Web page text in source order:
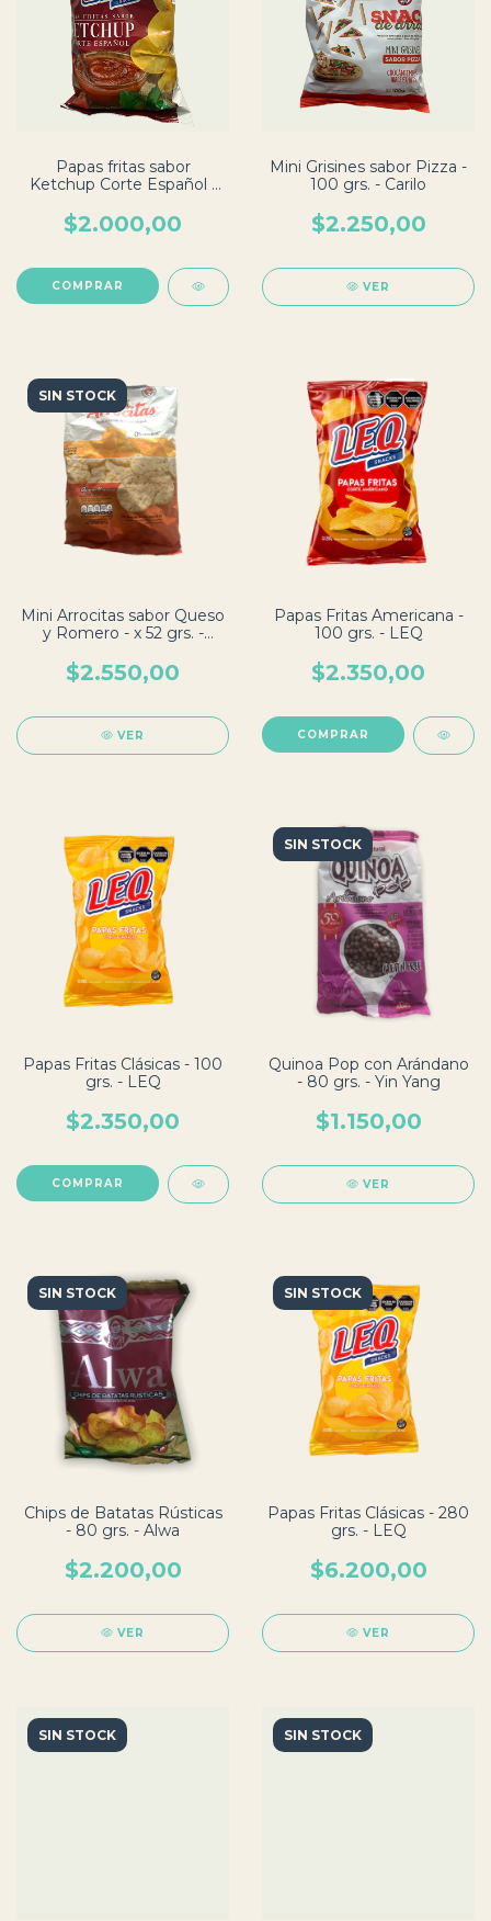
Papas fritas sabor
Ketchup Corte Español -
$2.000,00
Mini Grisines sabor Pizza -
100 grs. - Carilo
$2.250,00
VER
SIN STOCK
Mini Arrocitas sabor Queso
y Romero - x 52 grs. -
$2.550,00
VER
Papas Fritas Americana -
100 grs. - LEQ
$2.350,00
Papas Fritas Clásicas - 100
grs. - LEQ
$2.350,00
SIN STOCK
Quinoa Pop con Arándano
- 80 grs. - Yin Yang
$1.150,00
VER
SIN STOCK
Chips de Batatas Rústicas
- 80 grs. - Alwa
$2.200,00
VER
SIN STOCK
Papas Fritas Clásicas - 280
grs. - LEQ
$6.200,00
VER
SIN STOCK SIN STOCK